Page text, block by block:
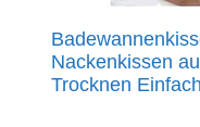
Nackenkissen
Trocknen